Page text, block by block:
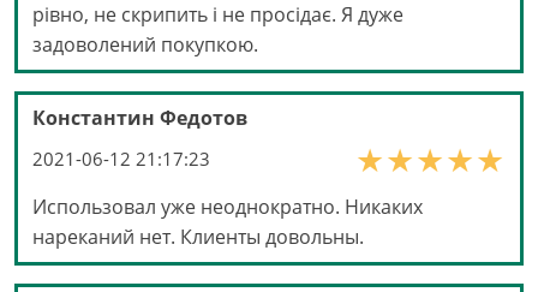
рівно, не скрипить і не просідає. Я дуже
задоволений покупкою.
Константин Федотов
2021-06-12 21:17:23
Использовал уже неоднократно. Никаких
нареканий нет. Клиенты довольны.